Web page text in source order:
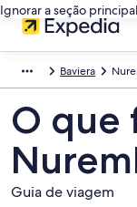
Ignorar a seção
Baviera
O que
Guia de viagem